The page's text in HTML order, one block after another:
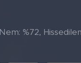
Nem: %72, Hissedilen